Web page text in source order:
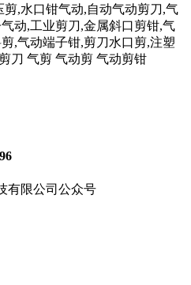
,水口钳气动,自动气动剪刀,气
动,工业剪刀,金属斜口剪钳,气
,气动端子钳,剪刀水口剪,注塑
刀 气剪 气动剪 气动剪钳